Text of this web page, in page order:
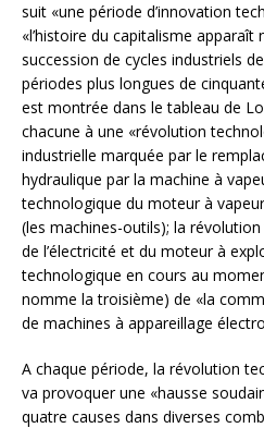
suit «une période d’innovation
«l’histoire du capitalisme
succession de cycles industriels
périodes plus longues de
est montrée dans le tableau de
chacune à une «révolution
industrielle marquée par le
hydraulique par la machine à
technologique du moteur à
(les machines-outils); la
de l’électricité et du moteur à
technologique en cours au
nomme la troisième) de «la
de machines à appareillage
A chaque période, la révolution
va provoquer une «hausse
quatre causes dans diverses